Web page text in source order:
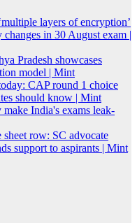
layers of encryption’
in 30 August exam |
Pradesh showcases
model | Mint
CAP round 1 choice
should know | Mint
India's exams leak-
row: SC advocate
support to aspirants | Mint